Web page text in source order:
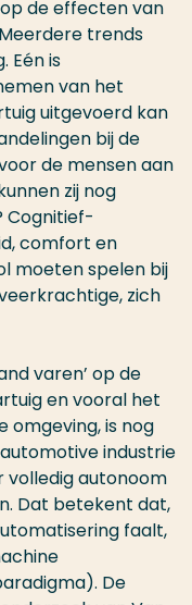
de effecten van
trends
Eén is
van het
uitgevoerd kan
bij de
de mensen aan
zij nog
Cognitief-
comfort en
moeten spelen bij
zich
varen’ op de
en vooral het
omgeving, is nog
industrie
volledig autonoom
Dat betekent dat,
faalt,
De